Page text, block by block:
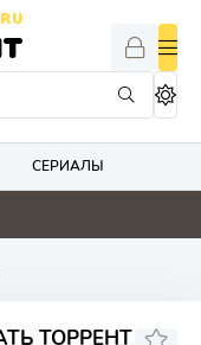
СЕРИАЛЫ
0
ТОРРЕНТ